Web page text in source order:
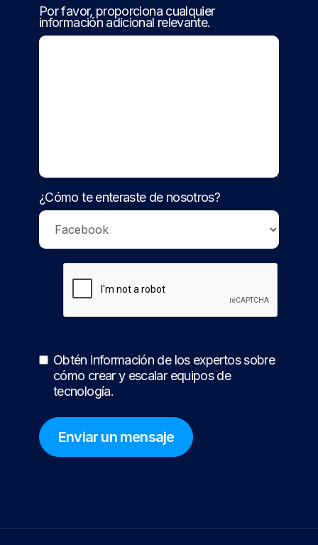
Por favor, proporciona cualquier
información adicional relevante.
¿Cómo te enteraste de nosotros?
Obtén información de los expertos sobre
cómo crear y escalar equipos de
tecnología.